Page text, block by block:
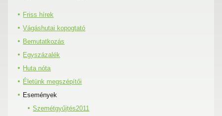
Friss hírek
Vágáshutai kopogtató
Bemutatkozás
Egyszázalék
Huta nóta
Életünk megszépítői
Események
Szemétgyűjtés2011